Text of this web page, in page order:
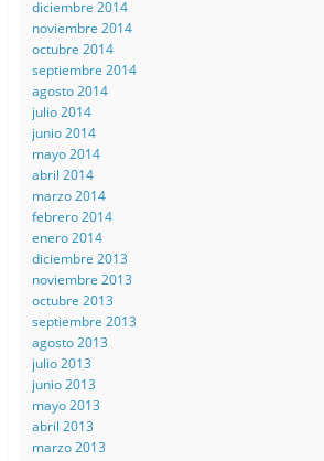
diciembre 2014
noviembre 2014
octubre 2014
septiembre 2014
agosto 2014
julio 2014
junio 2014
mayo 2014
abril 2014
marzo 2014
febrero 2014
enero 2014
diciembre 2013
noviembre 2013
octubre 2013
septiembre 2013
agosto 2013
julio 2013
junio 2013
mayo 2013
abril 2013
marzo 2013